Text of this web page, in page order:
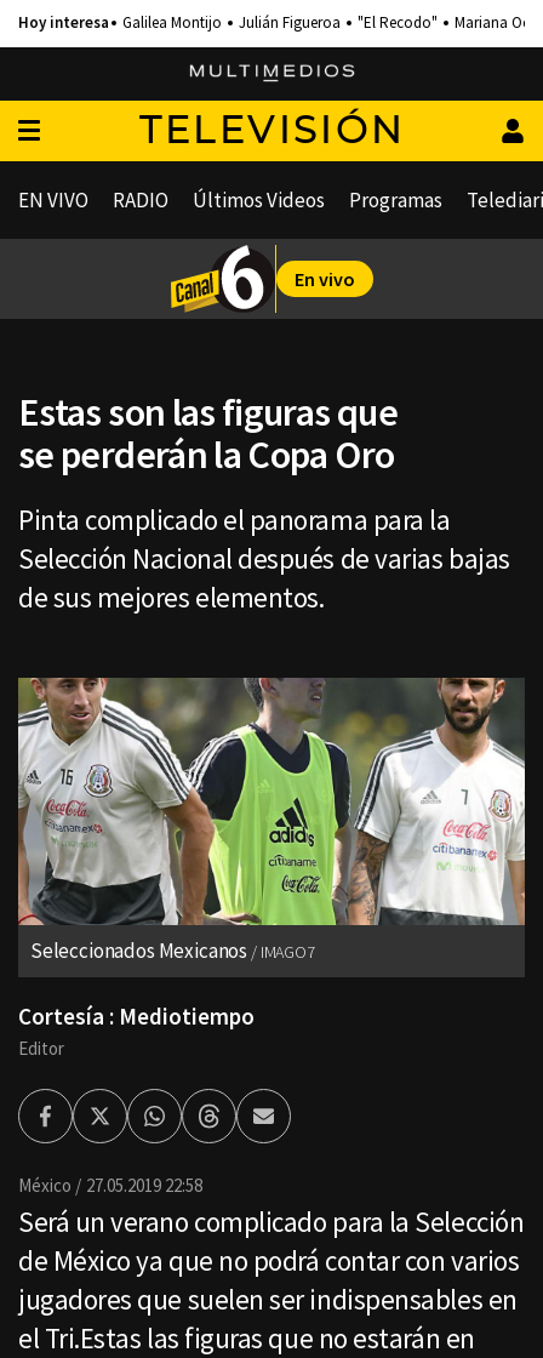
Galilea Montijo Julián Figueroa "El Recodo" Mariana
TELEVISIÓN
EN VIVO RADIO Últimos Videos Programas
En vivo
Estas son las figuras que
se perderán la Copa Oro
Pinta complicado el panorama para la
Selección Nacional después de varias bajas
de sus mejores elementos.
Seleccionados Mexicanos IMAGO7
Cortesía : Mediotiempo
Editor
FacebookTwitterWhatsappThreadsEnviar
por
México 27.05.2019 22:58
Será un verano complicado para la Selección
de México ya que no podrá contar con varios
jugadores que suelen ser indispensables en
el Tri.Estas las figuras que no estarán en